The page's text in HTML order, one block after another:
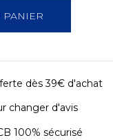
PANIER
dès 39€ d'achat
changer d'avis
100% sécurisé